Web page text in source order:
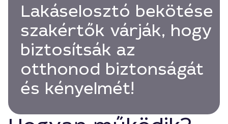
Lakáselosztó bekötése
szakértők várják, hogy
biztosítsák az
otthonod biztonságát
és kényelmét!